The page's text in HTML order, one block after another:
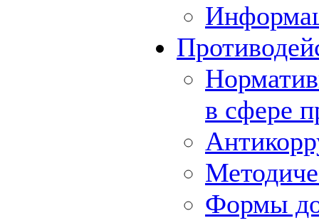
в сфере
Формы